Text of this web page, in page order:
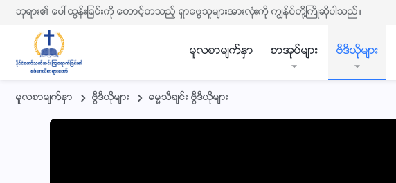
ဘုရား၏ ေပၚထြန္းျခင္းကို ေတာင့္တသည့္ ရွာေဖြသူမ်ားအားလုံးကို ကြၽန္ုပ္တို႔ႀကိဳဆိုပါသည္။
မူလစာမ်က္ႏွာ စာအုပ္မ်ား ဗီဒီယိုမ်ား
မူလစာမ်က္ႏွာ ဗြီဒီယိုမ်ား ဓမၼသီခ်င္း ဗြီဒီယိုမ်ား